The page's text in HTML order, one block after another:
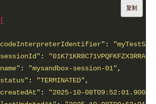
[
:
:
: "mysandbox-session-01"
: "TERMINATED"
:
"2025-10-
复制